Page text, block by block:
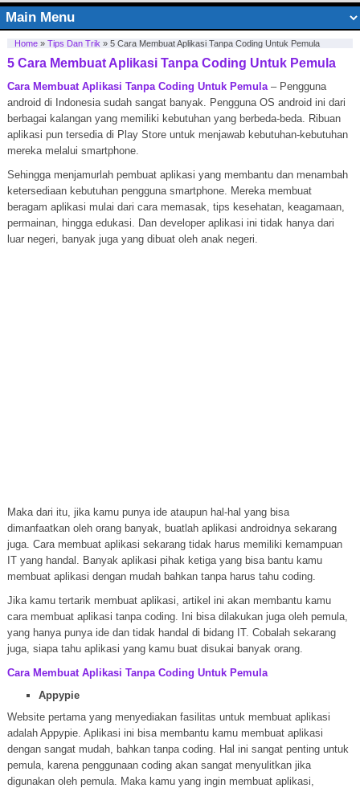
Home» Tips Dan Trik » 5 Cara Membuat Aplikasi Tanpa Coding Untuk Pemula
5 Cara Membuat Aplikasi Tanpa Coding Untuk Pemula
Cara Membuat Aplikasi Tanpa Coding Untuk Pemula – Pengguna
android di Indonesia sudah sangat banyak. Pengguna OS android ini dari
berbagai kalangan yang memiliki kebutuhan yang berbeda-beda. Ribuan
aplikasi pun tersedia di Play Store untuk menjawab kebutuhan-kebutuhan
mereka melalui smartphone.
Sehingga menjamurlah pembuat aplikasi yang membantu dan menambah
ketersediaan kebutuhan pengguna smartphone. Mereka membuat
beragam aplikasi mulai dari cara memasak, tips kesehatan, keagamaan,
permainan, hingga edukasi. Dan developer aplikasi ini tidak hanya dari
luar negeri, banyak juga yang dibuat oleh anak negeri.
Maka dari itu, jika kamu punya ide ataupun hal-hal yang bisa
dimanfaatkan oleh orang banyak, buatlah aplikasi androidnya sekarang
juga. Cara membuat aplikasi sekarang tidak harus memiliki kemampuan
IT yang handal. Banyak aplikasi pihak ketiga yang bisa bantu kamu
membuat aplikasi dengan mudah bahkan tanpa harus tahu coding.
Jika kamu tertarik membuat aplikasi, artikel ini akan membantu kamu
cara membuat aplikasi tanpa coding. Ini bisa dilakukan juga oleh pemula,
yang hanya punya ide dan tidak handal di bidang IT. Cobalah sekarang
juga, siapa tahu aplikasi yang kamu buat disukai banyak orang.
Cara Membuat Aplikasi Tanpa Coding Untuk Pemula
Appypie
Website pertama yang menyediakan fasilitas untuk membuat aplikasi
adalah Appypie. Aplikasi ini bisa membantu kamu membuat aplikasi
dengan sangat mudah, bahkan tanpa coding. Hal ini sangat penting untuk
pemula, karena penggunaan coding akan sangat menyulitkan jika
digunakan oleh pemula. Maka kamu yang ingin membuat aplikasi,